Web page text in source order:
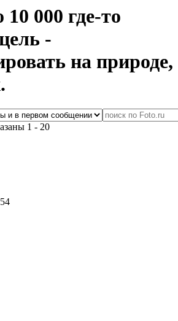
10 000 где-то
-
на природе,
1 - 20